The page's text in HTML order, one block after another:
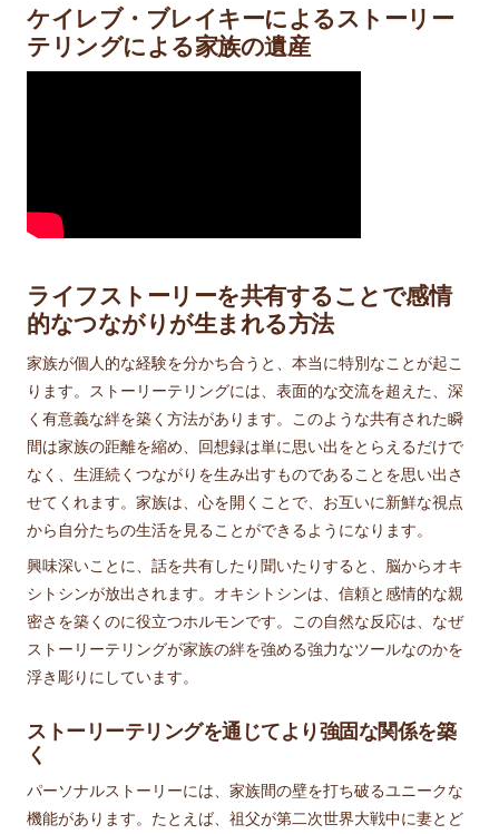
ケイレブ・ブレイキーによるストーリー
テリングによる家族の遺産
ライフストーリーを共有することで感情
的なつながりが生まれる方法
家族が個人的な経験を分かち合うと、本当に特別なことが起こ
ります。ストーリーテリングには、表面的な交流を超えた、深
く有意義な絆を築く方法があります。このような共有された瞬
間は家族の距離を縮め、回想録は単に思い出をとらえるだけで
なく、生涯続くつながりを生み出すものであることを思い出さ
せてくれます。家族は、心を開くことで、お互いに新鮮な視点
から自分たちの生活を見ることができるようになります。
興味深いことに、話を共有したり聞いたりすると、脳からオキ
シトシンが放出されます。オキシトシンは、信頼と感情的な親
密さを築くのに役立つホルモンです。この自然な反応は、なぜ
ストーリーテリングが家族の絆を強める強力なツールなのかを
浮き彫りにしています。
ストーリーテリングを通じてより強固な関係を築
く
パーソナルストーリーには、家族間の壁を打ち破るユニークな
機能があります。たとえば、祖父が第二次世界大戦中に妻とど